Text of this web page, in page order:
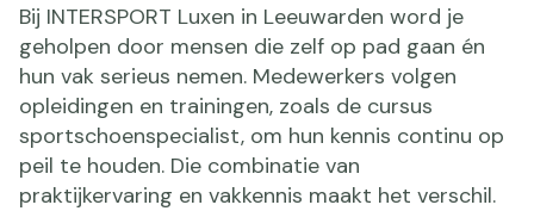
Bij INTERSPORT Luxen in Leeuwarden word je
geholpen door mensen die zelf op pad gaan én
hun vak serieus nemen. Medewerkers volgen
opleidingen en trainingen, zoals de cursus
sportschoenspecialist, om hun kennis continu op
peil te houden. Die combinatie van
praktijkervaring en vakkennis maakt het verschil.